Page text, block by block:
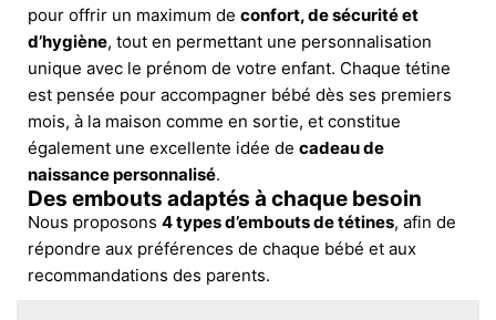
pour offrir un maximum de confort, de sécurité et
d’hygiène, tout en permettant une personnalisation
unique avec le prénom de votre enfant. Chaque tétine
est pensée pour accompagner bébé dès ses premiers
mois, à la maison comme en sortie, et constitue
également une excellente idée de cadeau de
naissance personnalisé.
Des embouts adaptés à chaque besoin
Nous proposons 4 types d’embouts de tétines, afin de
répondre aux préférences de chaque bébé et aux
recommandations des parents.